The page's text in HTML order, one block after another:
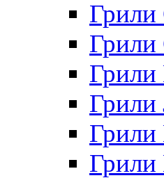
Грили
Грили
Грили
Грили
Грили